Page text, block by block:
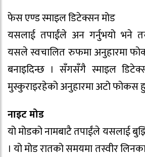
फेस एण्ड स्माइल डिटेक्सन मोड
यसलाई तपाईंले अन गर्नुभयो भने
यसले स्वचालित रुफमा अनुहारमा
बनाइदिन्छ । सँगसँगै स्माइल
मुस्कुराइरहेको अनुहारमा अटो फोकस
नाइट मोड
यो मोडको नामबाटै तपाईंले यसलाई
। यो मोड रातको समयमा तस्वीर